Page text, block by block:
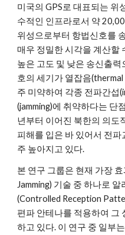
미국의 GPS로 대표되는 위
수적인 인프라로서 약
위성으로부터 항법신호를
매우 정밀한 시각을 계산할
높은 고도 및 낮은 송신출
호의 세기가 열잡음
주 미약하여 각종 전파간섭
(jamming)에 취약하다는 단
년부터 이어진 북한의 의도
피해를 입은 바 있어서 전
주 높아지고 있다.
본 연구 그룹은 현재 가장
Jamming) 기술 중 하나로
(Controlled Reception
편파 안테나를 적용하여 그
하고 있다. 이 연구 중 일부